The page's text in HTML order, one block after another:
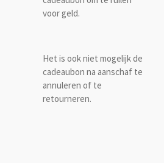
voor geld.
Het is ook niet mogelijk de
cadeaubon na aanschaf te
annuleren of te
retourneren.